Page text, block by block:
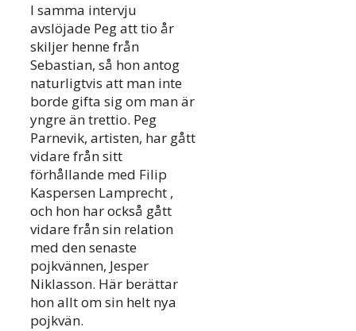
I samma intervju
avslöjade Peg att tio år
skiljer henne från
Sebastian, så hon antog
naturligtvis att man inte
borde gifta sig om man är
yngre än trettio. Peg
Parnevik, artisten, har gått
vidare från sitt
förhållande med Filip
Kaspersen Lamprecht ,
och hon har också gått
vidare från sin relation
med den senaste
pojkvännen, Jesper
Niklasson. Här berättar
hon allt om sin helt nya
pojkvän.